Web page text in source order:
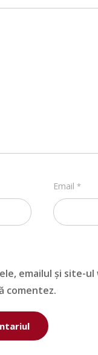
Email*
emailul și site-
comentez.